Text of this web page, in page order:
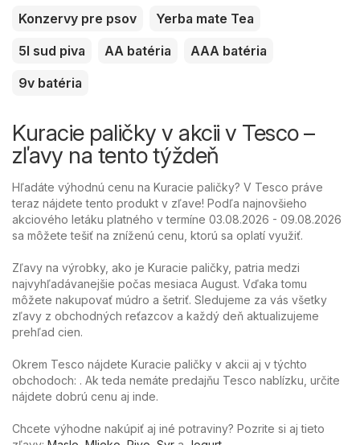
Konzervy pre psov
Yerba mate Tea
5l sud piva
AA batéria
AAA batéria
9v batéria
Kuracie paličky v akcii v Tesco –
zľavy na tento týždeň
Hľadáte výhodnú cenu na Kuracie paličky? V Tesco práve
teraz nájdete tento produkt v zľave! Podľa najnovšieho
akciového letáku platného v termíne 03.08.2026 - 09.08.2026
sa môžete tešiť na zníženú cenu, ktorú sa oplatí využiť.
Zľavy na výrobky, ako je Kuracie paličky, patria medzi
najvyhľadávanejšie počas mesiaca August. Vďaka tomu
môžete nakupovať múdro a šetriť. Sledujeme za vás všetky
zľavy z obchodných reťazcov a každý deň aktualizujeme
prehľad cien.
Okrem Tesco nájdete Kuracie paličky v akcii aj v týchto
obchodoch: . Ak teda nemáte predajňu Tesco nablízku, určite
nájdete dobrú cenu aj inde.
Chcete výhodne nakúpiť aj iné potraviny? Pozrite si aj tieto